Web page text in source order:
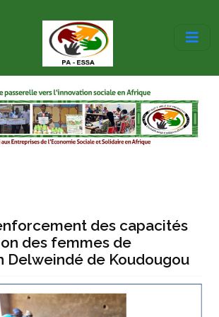
des capacités
des femmes de
Delweindé de Koudougou